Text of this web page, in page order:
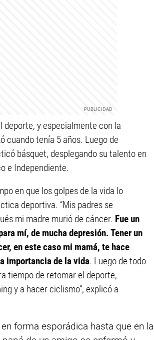
deporte, y especialmente con la
cuando tenía 5 años. Luego de
básquet, desplegando su talento en
e Independiente.
en que los golpes de la vida lo
deportiva. “Mis padres se
mi madre murió de cáncer. Fue un
mí, de mucha depresión. Tener un
en este caso mi mamá, te hace
importancia de la vida. Luego de todo
tiempo de retomar el deporte,
y a hacer ciclismo”, explicó a